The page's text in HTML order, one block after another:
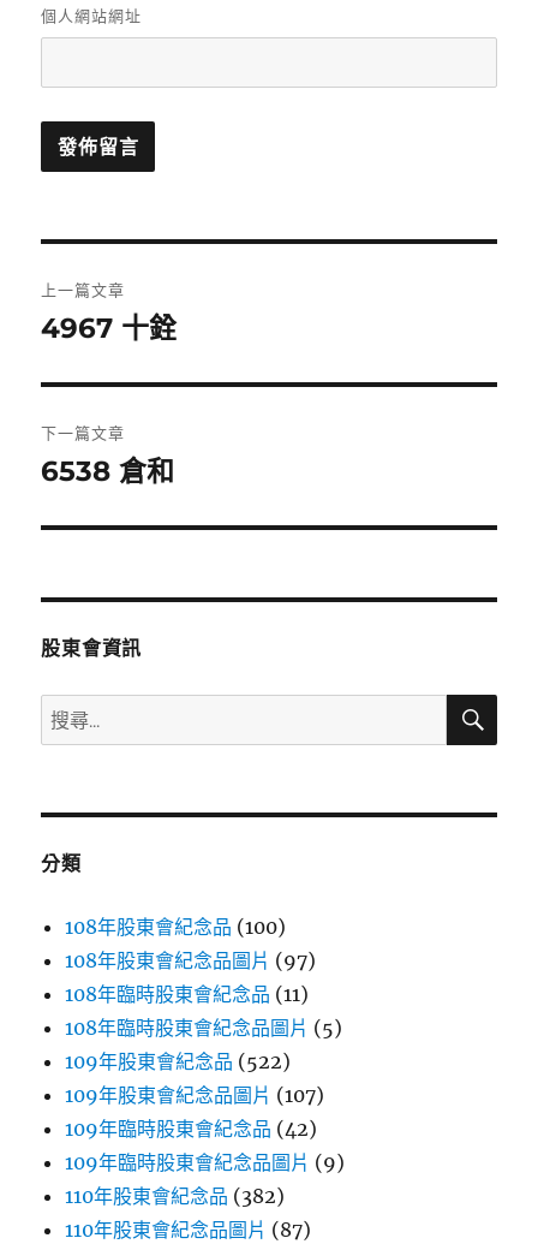
個人網站網址
章
覽
上一篇文章
上
篇
文
章:
4967 十銓
下一篇文章
下
篇
章:
6538 倉和
股東會資訊
搜
尋
鍵
搜
分類
108年股東會紀念品 (100)
108年股東會紀念品圖片 (97)
108年臨時股東會紀念品 (11)
108年臨時股東會紀念品圖片 (5)
109年股東會紀念品 (522)
109年股東會紀念品圖片 (107)
109年臨時股東會紀念品 (42)
109年臨時股東會紀念品圖片 (9)
110年股東會紀念品 (382)
110年股東會紀念品圖片 (87)